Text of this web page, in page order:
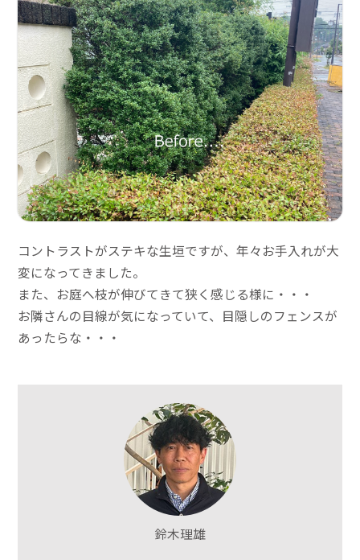
コントラストがステキな生垣ですが、年々お手入れが大
変になってきました。
また、お庭へ枝が伸びてきて狭く感じる様に・・・
お隣さんの目線が気になっていて、目隠しのフェンスが
あったらな・・・
鈴木理雄